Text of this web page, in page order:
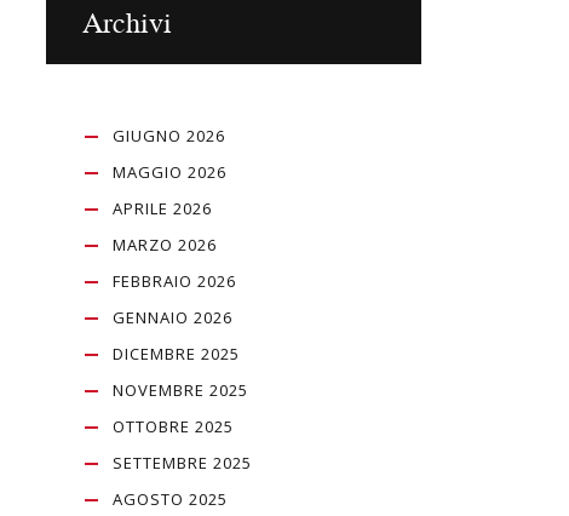
Archivi
GIUGNO 2026
MAGGIO 2026
APRILE 2026
MARZO 2026
FEBBRAIO 2026
GENNAIO 2026
DICEMBRE 2025
NOVEMBRE 2025
OTTOBRE 2025
SETTEMBRE 2025
AGOSTO 2025